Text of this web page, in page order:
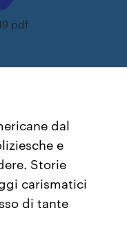
pdf
dal
e
Storie
carismatici
di tante